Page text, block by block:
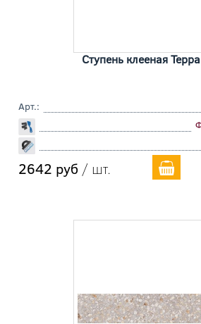
Ступень клееная
Арт.:
2642 руб / шт.